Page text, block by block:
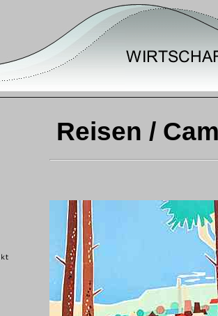
Reisen /